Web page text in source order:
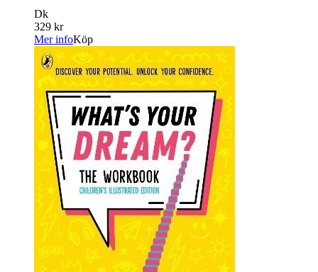
Dk
329 kr
Mer infoKöp